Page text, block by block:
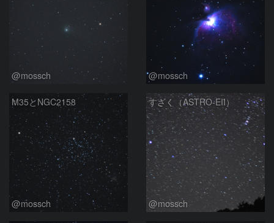
@mossch @mossch
M35とNGC2158
@mossch
すざく（ASTRO-EII）
@mossch